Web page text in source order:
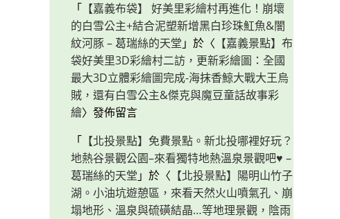
「 【嘉義布袋】 好美里彩繪村再進化！崩壞
的白雪公主+結合泥塑新增黑白珍珠魟魚&闇
紋河豚 – 葛瑞絲的天堂 」於〈 【嘉義景點】布
袋好美里3D彩繪村二訪，更新彩繪圖：全國
最大3D立體彩繪圖完成-海抹香鯨大戰大王烏
賊，還有白雪公主&傑克與魔豆童話故事彩
繪〉發佈留言
「 【北投景點】免費景點。新北投哪裡好玩？
地熱谷景觀公園–來看獨特地熱溫泉景觀吧♥ –
葛瑞絲的天堂 」於〈 【北投景點】陽明山竹子
湖。小油坑遊憩區，來看天然火山噴氣孔、崩
塌地形、溫泉與硫磺結晶…等地理景觀，陰雨